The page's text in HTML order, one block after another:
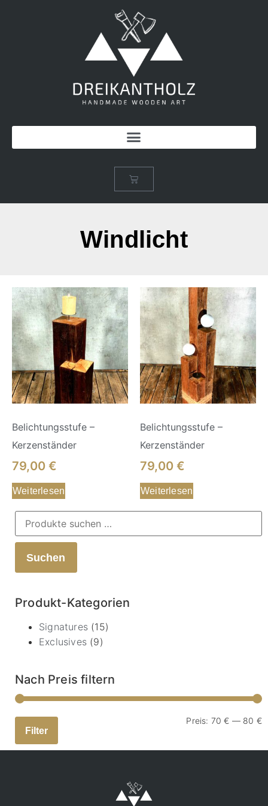
Windlicht
Belichtungsstufe –
Kerzenständer
79,00€
Weiterlesen
Belichtungsstufe –
Kerzenständer
79,00€
Weiterlesen
Suchen
Produkt-Kategorien
Signatures (15)
Exclusives (9)
Nach Preis filtern
Filter
Preis: 70 € — 80 €